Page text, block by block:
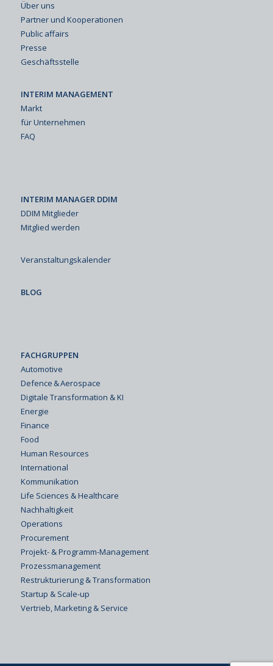
Über uns
Partner und Kooperationen
Public affairs
Presse
Geschäftsstelle
INTERIM MANAGEMENT
Markt
für Unternehmen
FAQ
INTERIM MANAGER DDIM
DDIM Mitglieder
Mitglied werden
Veranstaltungskalender
BLOG
FACHGRUPPEN
Automotive
Defence & Aerospace
Digitale Transformation & KI
Energie
Finance
Food
Human Resources
International
Kommunikation
Life Sciences & Healthcare
Nachhaltigkeit
Operations
Procurement
Projekt- & Programm-Management
Prozessmanagement
Restrukturierung & Transformation
Startup & Scale-up
Vertrieb, Marketing & Service